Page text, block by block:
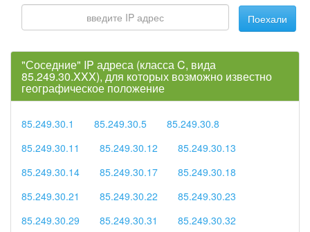
Поехали
"Соседние" IP адреса (класса C, вида
85.249.30.XXX), для которых возможно известно
географическое положение
85.249.30.1 85.249.30.5
85.249.30.8
85.249.30.11
85.249.30.12
85.249.30.13
85.249.30.14
85.249.30.17
85.249.30.18
85.249.30.21
85.249.30.22
85.249.30.23
85.249.30.29
85.249.30.31
85.249.30.32